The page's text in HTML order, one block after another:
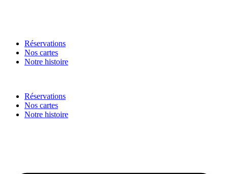
Réservations
Nos cartes
Notre histoire
Réservations
Nos cartes
Notre histoire